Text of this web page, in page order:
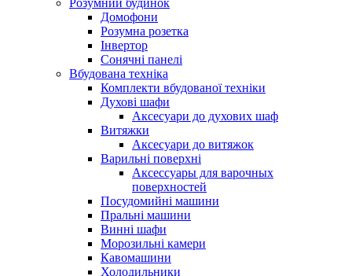
Розумний будинок
Домофони
Розумна розетка
Інвертор
Сонячні панелі
Вбудована техніка
Комплекти вбудованої техніки
Духові шафи
Аксесуари до духових шаф
Витяжки
Аксесуари до витяжок
Варильні поверхні
Аксессуары для варочных
поверхностей
Посудомийні машини
Пральні машини
Винні шафи
Морозильні камери
Кавомашини
Холодильники